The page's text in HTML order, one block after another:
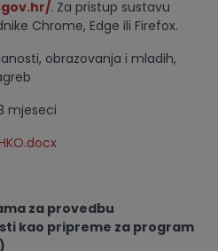
. Za pristup sustavu
Chrome, Edge ili Firefox.
obrazovanja i mladih,
mjeseci
za provedbu
kao pripreme za program